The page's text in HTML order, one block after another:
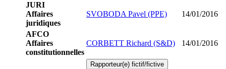
JURI
Affaires
juridiques
SVOBODA Pavel (PPE) 14/01/2016
AFCO
Affaires
constitutionnelles
CORBETT Richard (S&D) 14/01/2016
Rapporteur(e) fictif/fictive